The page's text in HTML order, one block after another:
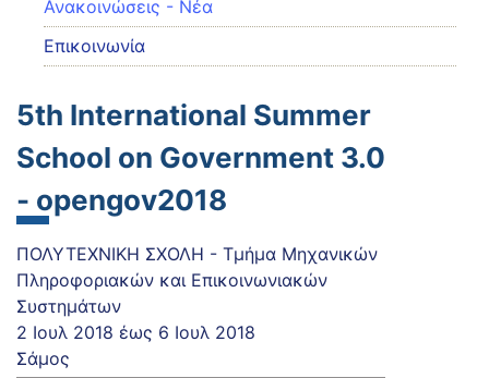
Ανακοινώσεις - Νέα
Επικοινωνία
5th International Summer
School on Government 3.0
- opengov2018
ΠΟΛΥΤΕΧΝΙΚΗ ΣΧΟΛΗ - Τμήμα Μηχανικών
Πληροφοριακών και Επικοινωνιακών
Συστημάτων
2 Ιουλ 2018 έως 6 Ιουλ 2018
Σάμος